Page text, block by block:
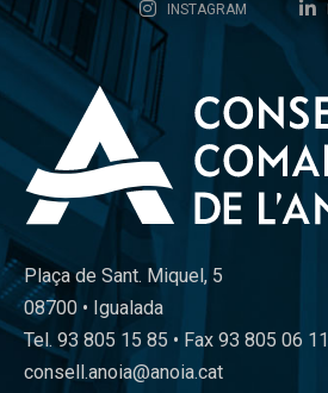
INSTAGRAM
Plaça de Sant. Miquel, 5
08700 • Igualada
Tel. 93 805 15 85 • Fax 93 805 06 11
consell.anoia@anoia.cat